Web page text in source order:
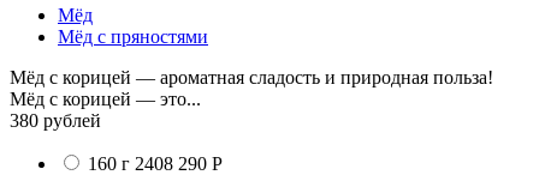
Мёд
Мёд с пряностями
Мёд с корицей — ароматная сладость и природная польза!
Мёд с корицей — это...
380 рублей
160 г 2408 290 Р